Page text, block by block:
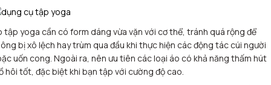
tập yoga cần có form dáng vừa vặn với cơ thể, tránh quá rộng để
bị xô lệch hay trùm qua đầu khi thực hiện các động tác cúi người
uốn cong. Ngoài ra, nên ưu tiên các loại áo có khả năng thấm hút
hôi tốt, đặc biệt khi bạn tập với cường độ cao.